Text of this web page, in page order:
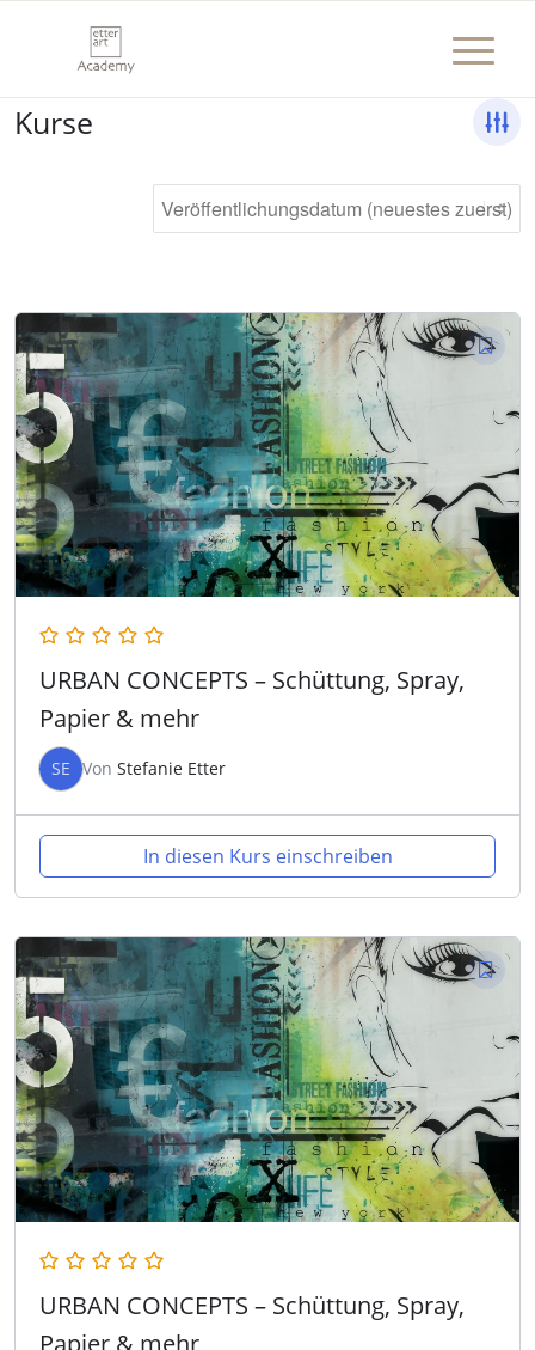
Kurse
URBAN CONCEPTS – Schüttung, Spray,
Papier & mehr
SE Von Stefanie Etter
In diesen Kurs einschreiben
URBAN CONCEPTS – Schüttung, Spray,
Papier & mehr